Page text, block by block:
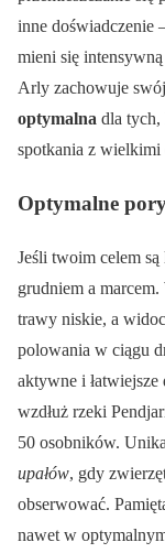
inne doświadczenie
mieni się
Arly zachowuje
optymalna dla tych,
spotkania z
Optymalne
Jeśli twoim celem
grudniem a
trawy niskie, a
polowania w ciągu
aktywne i łatwiejsze
wzdłuż rzeki
50 osobników.
upałów, gdy
obserwować.
nawet w